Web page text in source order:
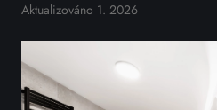
Aktualizováno 1. 2026